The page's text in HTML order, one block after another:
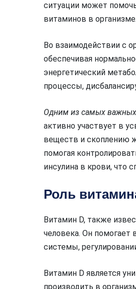
ситуации может
витаминов в организме.
Во взаимодействии с
обеспечивая
энергетический
процессы,
Одним из самых важных
активно участвует в
веществ и скоплению
помогая
инсулина в крови, что
Роль
Витамин D, также
человека. Он помогает
системы,
Витамин D является
производить в